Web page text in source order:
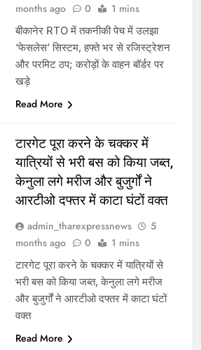
months ago
0 1 mins
बीकानेर RTO में तकनीकी पेच में उलझा
‘फेसलेस’ सिस्टम, हफ्ते भर से रजिस्ट्रेशन
और परमिट ठप; करोड़ों के वाहन बॉर्डर पर
खड़े
Read More
टारगेट पूरा करने के चक्कर में
यात्रियों से भरी बस को किया जब्त,
केनुला लगे मरीज और बुजुर्गों ने
आरटीओ दफ्तर में काटा घंटों वक्त
admin_tharexpressnews
5
months ago
0 1 mins
टारगेट पूरा करने के चक्कर में यात्रियों से
भरी बस को किया जब्त, केनुला लगे मरीज
और बुजुर्गों ने आरटीओ दफ्तर में काटा घंटों
वक्त
Read More